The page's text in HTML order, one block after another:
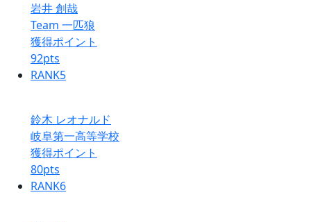
岩井 創哉
Team 一匹狼
獲得ポイント
92pts
RANK5
鈴木 レオナルド
岐阜第一高等学校
獲得ポイント
80pts
RANK6